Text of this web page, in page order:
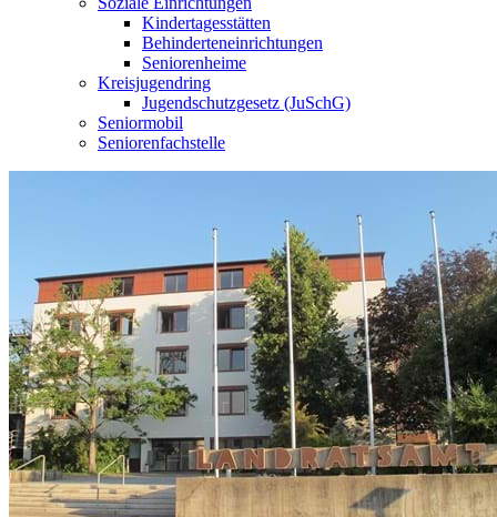
Kindertagesstätten
Behinderteneinrichtungen
Seniorenheime
Kreisjugendring
Jugendschutzgesetz (JuSchG)
Seniormobil
Seniorenfachstelle